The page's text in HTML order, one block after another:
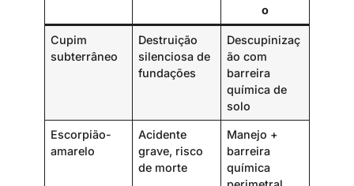
o
Cupim
subterrâneo
Destruição
silenciosa de
fundações
Descupinizaç
ão com
barreira
química de
solo
Escorpião-
amarelo
Acidente
grave, risco
de morte
Manejo +
barreira
química